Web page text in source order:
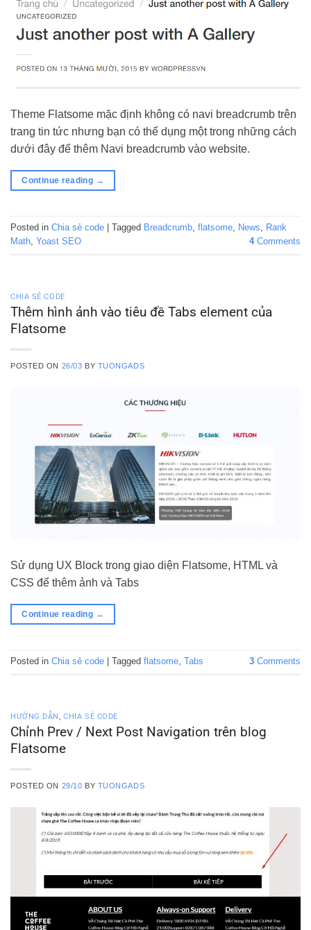
Theme Flatsome mặc định không có navi breadcrumb trên
trang tin tức nhưng bạn có thể dụng một trong những cách
dưới đây để thêm Navi breadcrumb vào website.
Continue reading →
Posted in Chia sẻ code Tagged Breadcrumb flatsome News
Rank
Math Yoast SEO 4Comments
CHIA SẺ CODE
Thêm hình ảnh vào tiêu đề Tabs element của
Flatsome
POSTED ON 26/03 BY TUONGADS
Sử dụng UX Block trong giao diện Flatsome, HTML và
CSS để thêm ảnh và Tabs
Continue reading →
Posted in Chia sẻ code Tagged flatsome Tabs 3 Comments
HƯỚNG DẪN,CHIA SẺ CODE
Chỉnh Prev / Next Post Navigation trên blog
Flatsome
POSTED ON 29/10 BY TUONGADS